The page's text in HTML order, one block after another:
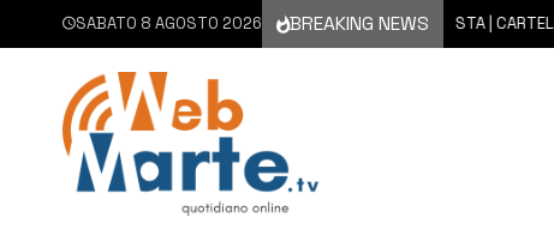
SABATO 8 AGOSTO 2026 BREAKING NEWS
8 AGOSTO 2026 AUGUSTA |